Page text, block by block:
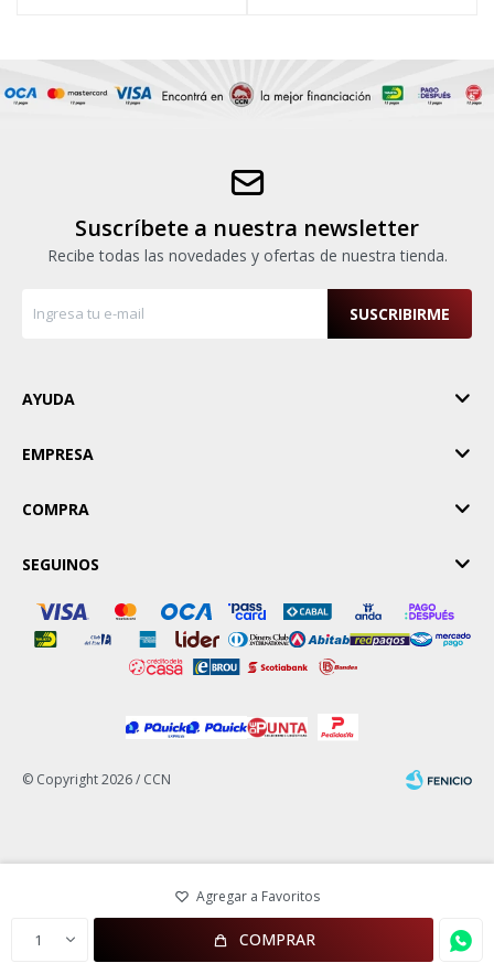
1 COMPRAR
Suscríbete a nuestra newsletter
Recibe todas las novedades y ofertas de nuestra tienda.
SUSCRIBIRME
AYUDA
EMPRESA
COMPRA
SEGUINOS
© Copyright 2026 / CCN
Fenicio